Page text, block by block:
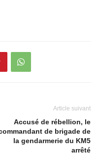
Article suivant
Accusé de rébellion, le
de brigade de
la gendarmerie du KM5
arrêté